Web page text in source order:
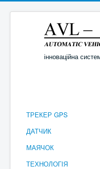
інноваційна
ТРЕКЕР GPS
ДАТЧИК
МАЯЧОК
ТЕХНОЛОГІЯ